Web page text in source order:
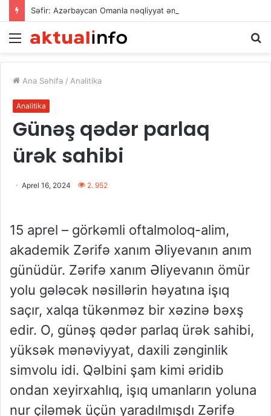
Menu
Ana Səhifə / Analitika
Analitika
Günəş qədər parlaq
ürək sahibi
Aprel 16, 2024 2. 952
15 aprel – görkəmli oftalmoloq-alim,
akademik Zərifə xanım Əliyevanın anım
günüdür. Zərifə xanım Əliyevanın ömür
yolu gələcək nəsillərin həyatına işıq
saçır, xalqa tükənməz bir xəzinə bəxş
edir. O, günəş qədər parlaq ürək sahibi,
yüksək mənəviyyat, daxili zənginlik
simvolu idi. Qəlbini şam kimi əridib
ondan xeyirxahlıq, işıq umanların yoluna
nur çiləmək üçün yaradılmışdı Zərifə